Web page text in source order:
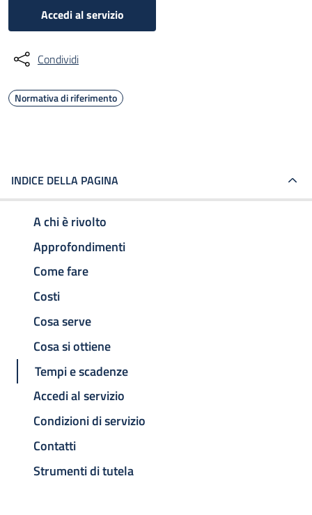
Accedi al servizio
Condividi
Normativa di riferimento
INDICE DELLA PAGINA
A chi è rivolto
Approfondimenti
Come fare
Costi
Cosa serve
Cosa si ottiene
Tempi e scadenze
Accedi al servizio
Condizioni di servizio
Contatti
Strumenti di tutela